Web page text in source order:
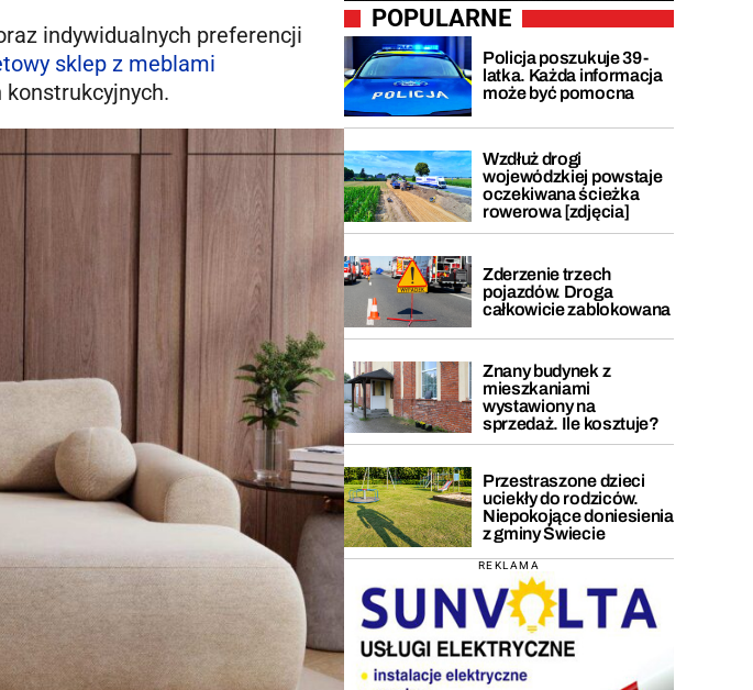
indywidualnych preferencji
sklep z meblami
POPULARNE
Policja poszukuje 39-
latka. Każda informacja
może być pomocna
Wzdłuż drogi
wojewódzkiej powstaje
oczekiwana ścieżka
rowerowa [zdjęcia]
Zderzenie trzech
pojazdów. Droga
całkowicie zablokowana
Znany budynek z
mieszkaniami
wystawiony na
sprzedaż. Ile kosztuje?
Przestraszone dzieci
uciekły do rodziców.
Niepokojące doniesienia
z gminy Świecie
REKLAMA